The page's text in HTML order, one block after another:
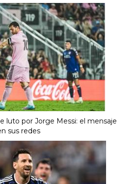
luto por Jorge Messi: el mensaje
sus redes